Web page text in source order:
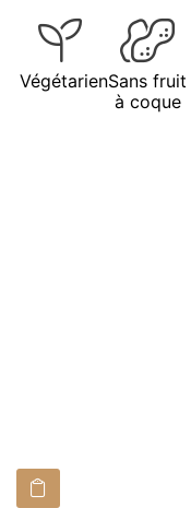
VégétarienSans fruit
à coque